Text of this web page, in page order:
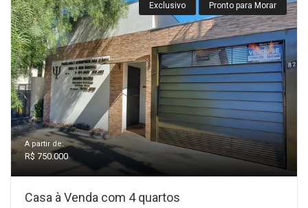
Exclusivo Pronto para Morar
A partir de:
R$ 750.000
Casa à Venda com 4 quartos